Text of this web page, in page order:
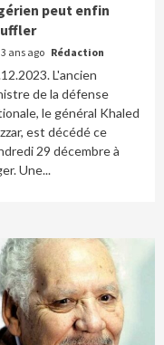
peut enfin
3 ans ago Rédaction
L'ancien
de la défense
le général Khaled
est décédé ce
29 décembre à
Une...